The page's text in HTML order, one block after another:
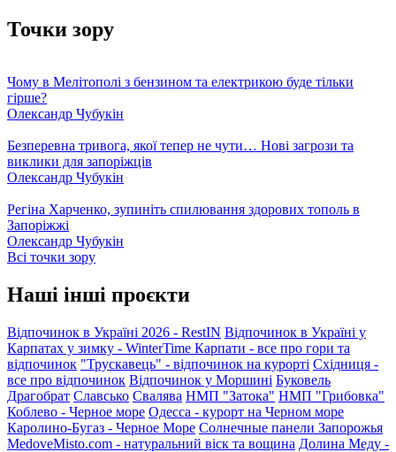
Точки зору
Чому в Мелітополі з бензином та електрикою буде тільки
гірше?
Олександр Чубукін
Безперевна тривога, якої тепер не чути… Нові загрози та
виклики для запоріжців
Олександр Чубукін
Регіна Харченко, зупиніть спилювання здорових тополь в
Запоріжжі
Олександр Чубукін
Всі точки зору
Наші інші проєкти
Відпочинок в Україні 2026 - RestIN Відпочинок в Україні у
Карпатах у зимку - WinterTime Карпати - все про гори та
відпочинок "Трускавець" - відпочинок на курорті Східниця -
все про відпочинок Відпочинок у Моршині Буковель
Драгобрат Славсько Свалява НМП "Затока" НМП "Грибовка"
Коблево - Черное море Одесса - курорт на Черном море
Каролино-Бугаз - Черное Море Солнечные панели Запорожья
MedoveMisto.com - натуральний віск та вощина Долина Меду -